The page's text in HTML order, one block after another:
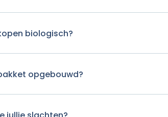
biologisch?
opgebouwd?